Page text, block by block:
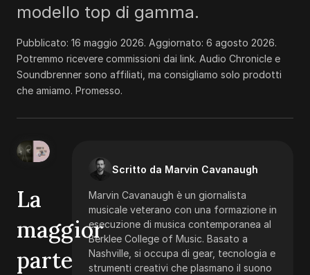
modello top di gamma.
Pubblicato: 16 maggio 2026. Aggiornato: 6 agosto 2026.
Potremmo ricevere commissioni dai link. Audio Chronicle e
Soundbrenner sono affiliati, ma consigliamo solo prodotti
che amiamo. Promesso.
Scritto da Marvin Cavanaugh
Marvin Cavanaugh è un giornalista
musicale veterano con una formazione in
esecuzione di musica contemporanea al
Berklee College of Music. Basato a
Nashville, si occupa di gear, tecnologia e
strumenti creativi che plasmano il suono
La
maggior
parte